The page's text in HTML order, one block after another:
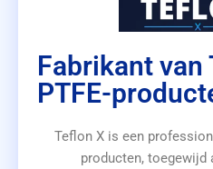
Fabrikant van
PTFE-
Teflon X is een
producten, toegewijd